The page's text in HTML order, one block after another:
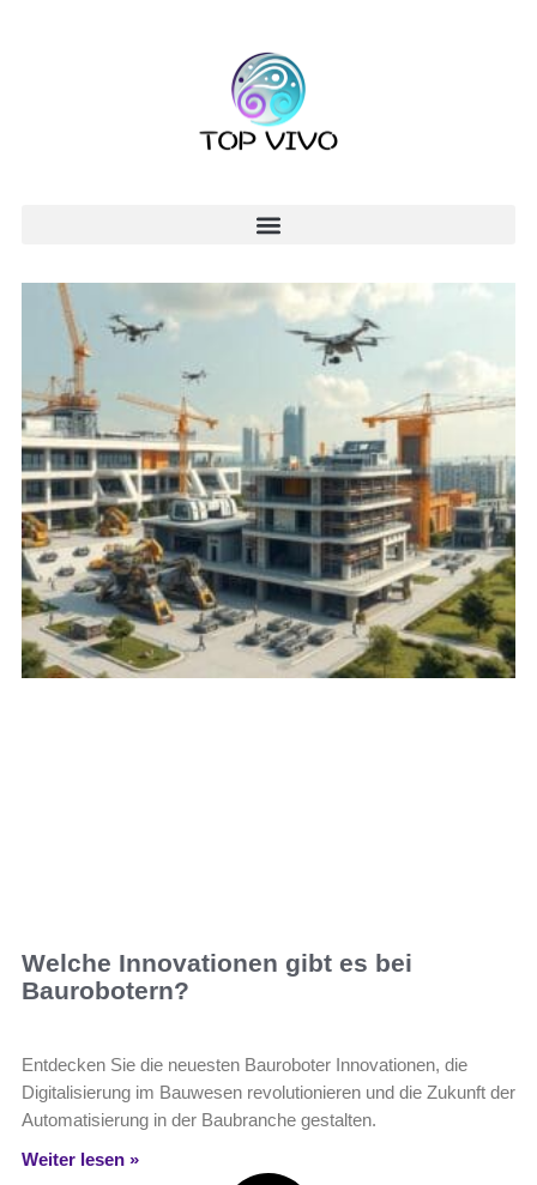
Welche Innovationen gibt es bei
Baurobotern?
Entdecken Sie die neuesten Bauroboter Innovationen, die
Digitalisierung im Bauwesen revolutionieren und die Zukunft der
Automatisierung in der Baubranche gestalten.
Weiter lesen »